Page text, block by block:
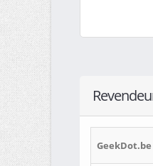
GeekDot.be